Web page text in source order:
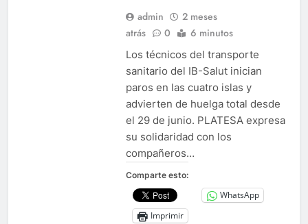
admin
2 meses
atrás
0 6 minutos
Los técnicos del transporte
sanitario del IB-Salut inician
paros en las cuatro islas y
advierten de huelga total desde
el 29 de junio. PLATESA expresa
su solidaridad con los
compañeros…
Comparte esto:
WhatsApp
Imprimir